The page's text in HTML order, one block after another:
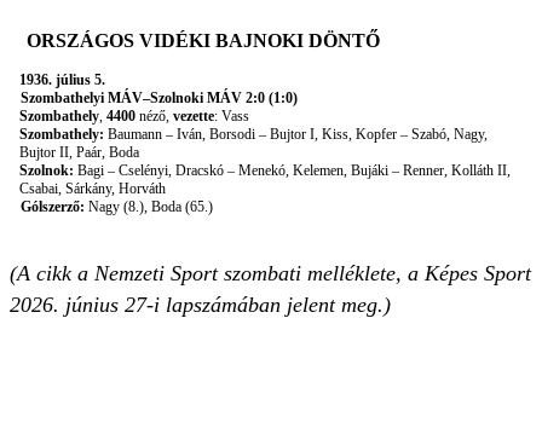
1936. július 5.
Szombathelyi MÁV–Szolnoki MÁV 2:0 (1:0)
Szombathely, 4400 néző, vezette: Vass
Szombathely: Baumann – Iván, Borsodi – Bujtor I, Kiss, Kopfer – Szabó, Nagy,
Bujtor II, Paár, Boda
Szolnok: Bagi – Cselényi, Dracskó – Menekó, Kelemen, Bujáki – Renner, Kolláth II,
Csabai, Sárkány, Horváth
Gólszerző: Nagy (8.), Boda (65.)
ORSZÁGOS VIDÉKI BAJNOKI DÖNTŐ
(A cikk a Nemzeti Sport szombati melléklete, a Képes Sport
2026. június 27-i lapszámában jelent meg.)